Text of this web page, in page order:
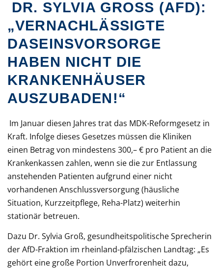
DR. SYLVIA GROSS (AFD): „
VERNACHLÄSSIGTE D
ASEINSVORSORGE H
ABEN NICHT DIE K
RANKENHÄUSER A
USZUBADEN!“
Im Januar diesen Jahres trat das MDK-Reformgesetz in
Kraft. Infolge dieses Gesetzes müssen die Kliniken
einen Betrag von mindestens 300,– € pro Patient an die
Krankenkassen zahlen, wenn sie die zur Entlassung
anstehenden Patienten aufgrund einer nicht
vorhandenen Anschlussversorgung (häusliche
Situation, Kurzzeitpflege, Reha-Platz) weiterhin
stationär betreuen.
Dazu Dr. Sylvia Groß, gesundheitspolitische Sprecherin
der AfD-Fraktion im rheinland-pfälzischen Landtag: „Es
gehört eine große Portion Unverfrorenheit dazu,